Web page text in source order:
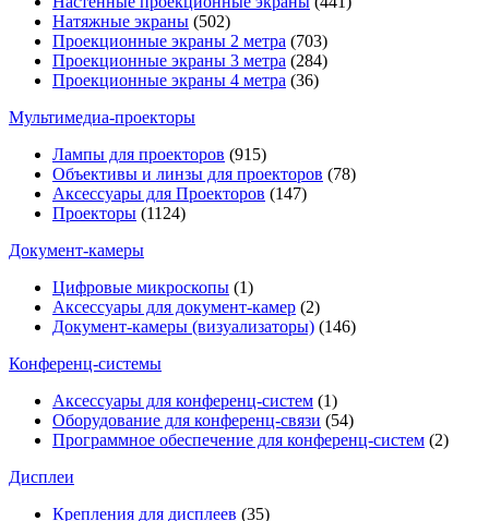
Натяжные экраны (502)
Проекционные экраны 2 метра (703)
Проекционные экраны 3 метра (284)
Проекционные экраны 4 метра (36)
Мультимедиa-проекторы
Лампы для проекторов (915)
Объективы и линзы для проекторов (78)
Аксессуары для Проекторов (147)
Проекторы (1124)
Документ-камеры
Цифровые микроскопы (1)
Аксессуары для документ-камер (2)
Документ-камеры (визуализаторы) (146)
Конференц-системы
Аксессуары для конференц-систем (1)
Оборудование для конференц-связи (54)
Программное обеспечение для конференц-систем (2)
Дисплеи
Крепления для дисплеев (35)